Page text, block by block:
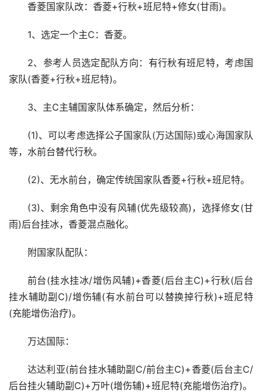
香菱国家队改：香菱+行秋+班尼特+修女(甘雨)。
1、选定一个主C：香菱。
2、参考人员选定配队方向：有行秋有班尼特，考虑国
家队(香菱+行秋+班尼特)。
3、主C主辅国家队体系确定，然后分析：
(1)、可以考虑选择公子国家队(万达国际)或心海国家队
等，水前台替代行秋。
(2)、无水前台，确定传统国家队香菱+行秋+班尼特。
(3)、剩余角色中没有风辅(优先级较高)，选择修女(甘
雨)后台挂冰，香菱混点融化。
附国家队配队：
前台(挂水挂冰/增伤风辅)+香菱(后台主C)+行秋(后台
挂水辅助副C)/增伤辅(有水前台可以替换掉行秋)+班尼特
(充能增伤治疗)。
万达国际：
达达利亚(前台挂水辅助副C/前台主C)+香菱(后台主C/
后台挂火辅助副C)+万叶(增伤辅)+班尼特(充能增伤治疗)。